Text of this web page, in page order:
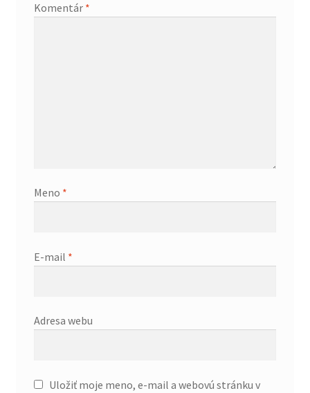
PageKomentár *
Meno *
E-mail *
Adresa webu
Uložiť moje meno, e-mail a webovú stránku v